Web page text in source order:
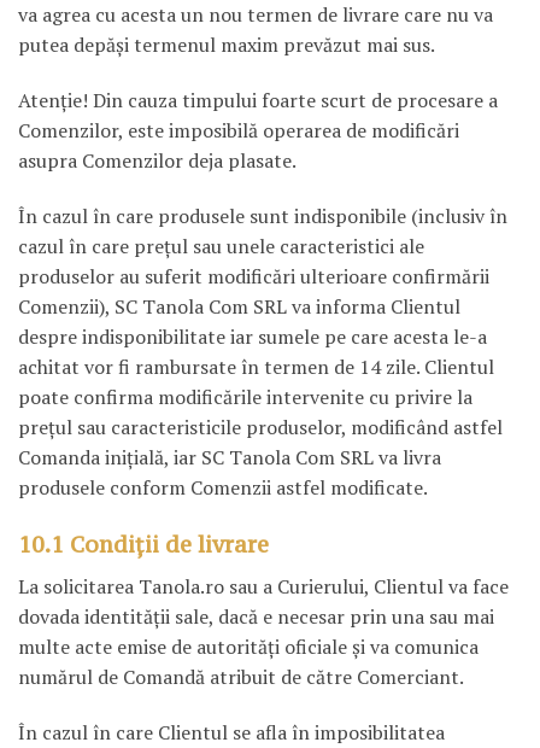
va agrea cu acesta un nou termen de livrare care nu va
putea depăşi termenul maxim prevăzut mai sus.
Atenţie! Din cauza timpului foarte scurt de procesare a
Comenzilor, este imposibilă operarea de modificări
asupra Comenzilor deja plasate.
În cazul în care produsele sunt indisponibile (inclusiv în
cazul în care preţul sau unele caracteristici ale
produselor au suferit modificări ulterioare confirmării
Comenzii), SC Tanola Com SRL va informa Clientul
despre indisponibilitate iar sumele pe care acesta le-a
achitat vor fi rambursate în termen de 14 zile. Clientul
poate confirma modificările intervenite cu privire la
preţul sau caracteristicile produselor, modificând astfel
Comanda iniţială, iar SC Tanola Com SRL va livra
produsele conform Comenzii astfel modificate.
10.1 Condiţii de livrare
La solicitarea Tanola.ro sau a Curierului, Clientul va face
dovada identităţii sale, dacă e necesar prin una sau mai
multe acte emise de autorităţi oficiale şi va comunica
numărul de Comandă atribuit de către Comerciant.
În cazul în care Clientul se afla în imposibilitatea